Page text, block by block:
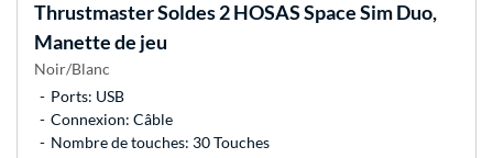
ThrustmasterSoldes 2 HOSAS Space Sim Duo,
Manette de jeu
Noir/Blanc
Ports: USB
Connexion: Câble
Nombre de touches: 30 Touches